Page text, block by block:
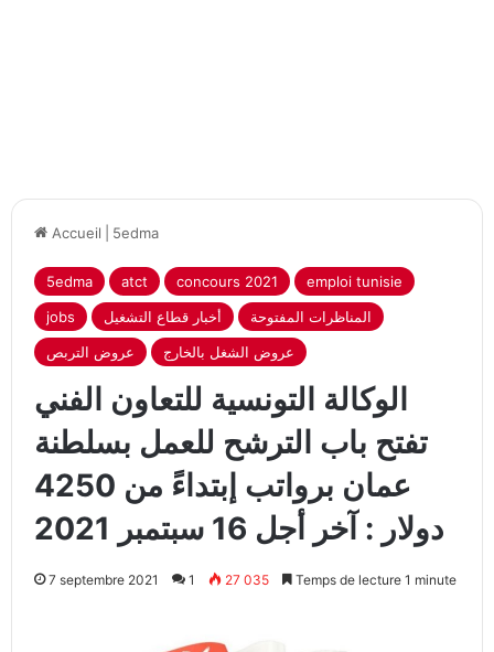
Accueil 5edma
5edma atct concours 2021
emploi tunisie
jobs
أخبار قطاع التشغيل
المناظرات المفتوحة
عروض التربص
عروض الشغل بالخارج
الوكالة التونسية للتعاون الفني
تفتح باب الترشح للعمل بسلطنة
عمان برواتب إبتداءً من 4250
دولار : آخر أجل 16 سبتمبر 2021
7 septembre 2021 1 27 035 Temps de lecture 1 minute